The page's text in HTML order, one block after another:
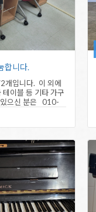
합니다.
개입니다. 이 외에
이블 등 기타 가구
있으신 분은 010-